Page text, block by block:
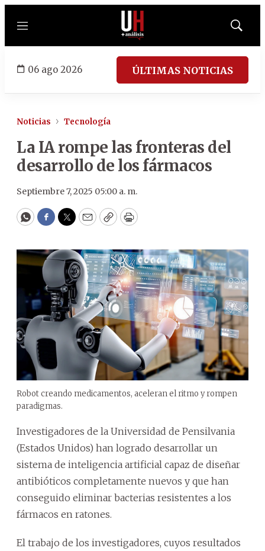
Menú
Mostrar
06 ago 2026 ÚLTIMAS NOTICIAS
Noticias Tecnología
La IA rompe las fronteras del
desarrollo de los fármacos
Septiembre 7, 2025 05:00 a. m.
WhatsApp
Facebook
Twitter
EmailCopyPrint
Robot creando medicamentos, aceleran el ritmo y rompen
paradigmas.
Investigadores de la Universidad de Pensilvania
(Estados Unidos) han logrado desarrollar un
sistema de inteligencia artificial capaz de diseñar
antibióticos completamente nuevos y que han
conseguido eliminar bacterias resistentes a los
fármacos en ratones.
El trabajo de los investigadores, cuyos resultados